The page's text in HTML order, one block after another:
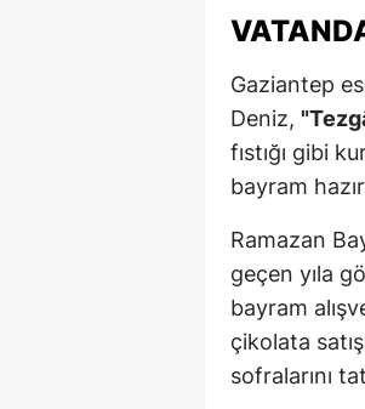
Gaziantep
Deniz,
fıstığı gibi
bayram
Ramazan
geçen yıla
bayram
çikolata
sofralarını